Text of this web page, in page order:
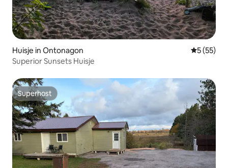
Huisje in Ontonagon
5 (55)
Superior Sunsets Huisje
Superhost
Superhost